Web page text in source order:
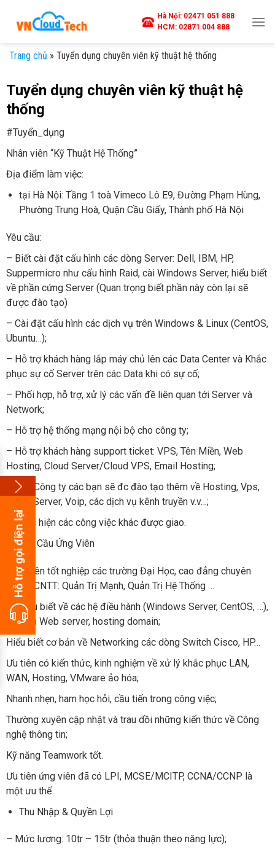
Hà Nội: 02471 051 888
HCM: 02871 004 888
Trang chủ » Tuyển dụng chuyên viên kỹ thuật hệ thống
Tuyển dụng chuyên viên kỹ thuật hệ
thống
#Tuyển_dụng
Nhân viên “Kỹ Thuật Hệ Thống”
Địa điểm làm việc:
tại Hà Nội: Tầng 1 toà Vimeco Lô E9, Đường Phạm Hùng,
Phường Trung Hoà, Quận Cầu Giấy, Thành phố Hà Nội
Yêu cầu:
– Biết cài đặt cấu hình các dòng Server: Dell, IBM, HP,
Suppermicro như cấu hình Raid, cài Windows Server, hiểu biết
về phần cứng Server (Quan trọng biết phần này còn lại sẽ
được đào tạo)
– Cài đặt cấu hình các dịch vụ trên Windows & Linux (CentOS,
Ubuntu…);
– Hỗ trợ khách hàng lắp máy chủ lên các Data Center và Khắc
phục sự cố Server trên các Data khi có sự cố;
– Phối hợp, hỗ trợ, xử lý các vấn đề liên quan tới Server và
Network;
– Hỗ trợ hệ thống mạng nội bộ cho công ty;
– Hỗ trợ khách hàng support ticket: VPS, Tên Miền, Web
Hosting, Cloud Server/Cloud VPS, Email Hosting;
– Vào Công ty các bạn sẽ đc đào tạo thêm về Hosting, Vps,
Cloud Server, Voip, các dịch vụ kênh truyền v.v…;
– Thực hiện các công việc khác được giao.
Yêu Cầu Ứng Viên
Sinh viên tốt nghiệp các trường Đại Học, cao đẳng chuyên
ngành CNTT: Quản Trị Mạnh, Quản Trị Hệ Thống …
Có hiểu biết về các hệ điều hành (Windows Server, CentOS, …),
dịch vụ Web server, hosting domain;
Hiểu biết cơ bản về Networking các dòng Switch Cisco, HP…
Ưu tiên có kiến thức, kinh nghiệm về xử lý khắc phục LAN,
WAN, Hosting, VMware ảo hóa;
Nhanh nhẹn, ham học hỏi, cầu tiến trong công việc;
Thường xuyên cập nhật và trau dồi những kiến thức về Công
nghệ thông tin;
Kỹ năng Teamwork tốt.
Ưu tiên ứng viên đã có LPI, MCSE/MCITP, CCNA/CCNP là
một ưu thế
Thu Nhập & Quyền Lợi
– Mức lương: 10tr – 15tr (thỏa thuận theo năng lực);